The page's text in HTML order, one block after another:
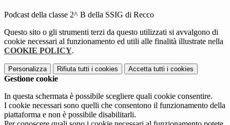
Podcast della classe 2^ B della SSIG di Recco
Questo sito o gli strumenti terzi da questo utilizzati si avvalgono di
cookie necessari al funzionamento ed utili alle finalità illustrate nella
COOKIE POLICY.
Personalizza Rifiuta tutti i cookies Accetta tutti i cookies
Gestione cookie
In questa schermata è possibile scegliere quali cookie consentire.
I cookie necessari sono quelli che consentono il funzionamento della
piattaforma e non è possibile disabilitarli.